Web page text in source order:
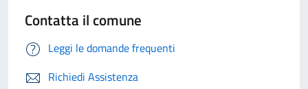
Contatta il comune
Leggi le domande frequenti
Richiedi Assistenza